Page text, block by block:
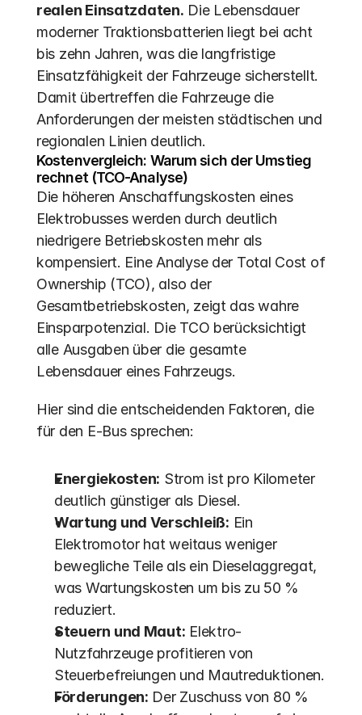
realen Einsatzdaten. Die Lebensdauer
moderner Traktionsbatterien liegt bei acht
bis zehn Jahren, was die langfristige
Einsatzfähigkeit der Fahrzeuge sicherstellt.
Damit übertreffen die Fahrzeuge die
Anforderungen der meisten städtischen und
regionalen Linien deutlich.
Kostenvergleich: Warum sich der Umstieg
rechnet (TCO-Analyse)
Die höheren Anschaffungskosten eines
Elektrobusses werden durch deutlich
niedrigere Betriebskosten mehr als
kompensiert. Eine Analyse der Total Cost of
Ownership (TCO), also der
Gesamtbetriebskosten, zeigt das wahre
Einsparpotenzial. Die TCO berücksichtigt
alle Ausgaben über die gesamte
Lebensdauer eines Fahrzeugs.
Hier sind die entscheidenden Faktoren, die
für den E-Bus sprechen:
Energiekosten: Strom ist pro Kilometer
deutlich günstiger als Diesel.
Wartung und Verschleiß: Ein
Elektromotor hat weitaus weniger
bewegliche Teile als ein Dieselaggregat,
was Wartungskosten um bis zu 50 %
reduziert.
Steuern und Maut: Elektro-
Nutzfahrzeuge profitieren von
Steuerbefreiungen und Mautreduktionen.
Förderungen: Der Zuschuss von 80 %